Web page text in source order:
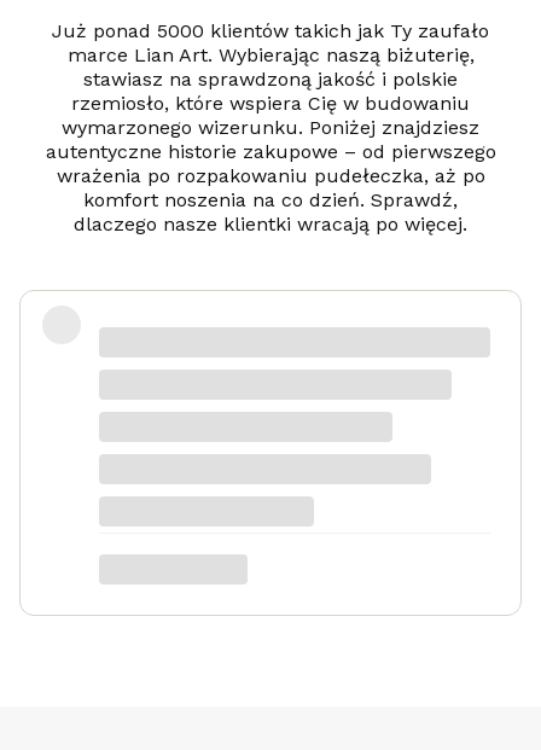
Już ponad 5000 klientów takich jak Ty zaufało
marce Lian Art. Wybierając naszą biżuterię,
stawiasz na sprawdzoną jakość i polskie
rzemiosło, które wspiera Cię w budowaniu
wymarzonego wizerunku. Poniżej znajdziesz
autentyczne historie zakupowe – od pierwszego
wrażenia po rozpakowaniu pudełeczka, aż po
komfort noszenia na co dzień. Sprawdź,
dlaczego nasze klientki wracają po więcej.
Danka
Serduszko Grawer